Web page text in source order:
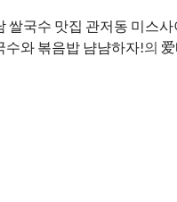
쌀국수 맛집 관저동 미스
수와 볶음밥 냠냠하자!의